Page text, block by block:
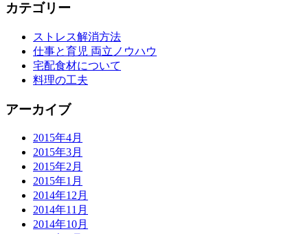
カテゴリー
ストレス解消方法
仕事と育児 両立ノウハウ
宅配食材について
料理の工夫
アーカイブ
2015年4月
2015年3月
2015年2月
2015年1月
2014年12月
2014年11月
2014年10月